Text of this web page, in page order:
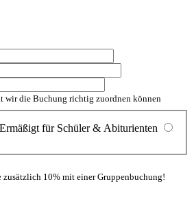
wir die Buchung richtig zuordnen können
Ermäßigt für Schüler & Abiturienten
zusätzlich 10% mit einer Gruppenbuchung!